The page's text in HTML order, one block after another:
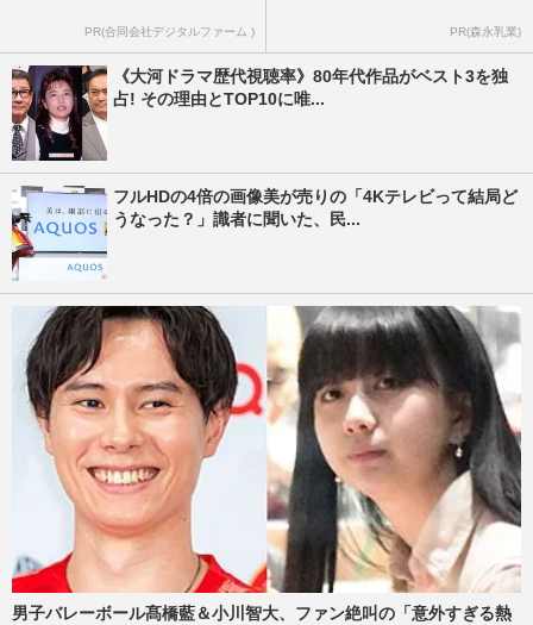
PR(合同会社デジタルファーム ) PR(森永乳業)
《大河ドラマ歴代視聴率》80年代作品がベスト3を独
占! その理由とTOP10に唯...
フルHDの4倍の画像美が売りの「4Kテレビって結局ど
うなった？」識者に聞いた、民...
男子バレーボール髙橋藍＆小川智大、ファン絶叫の「意外すぎる熱